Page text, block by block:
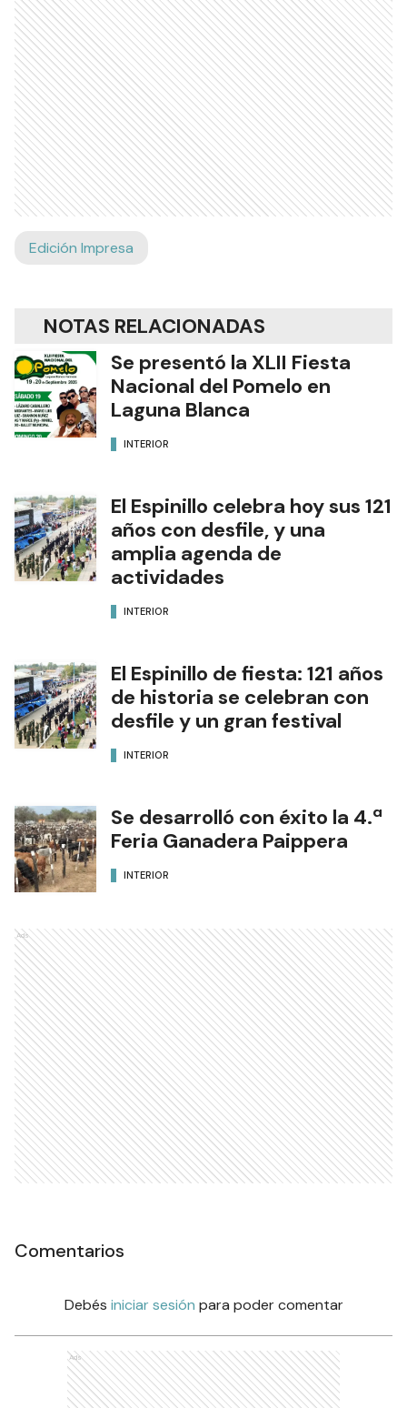
Edición Impresa
NOTAS RELACIONADAS
Se presentó la XLII Fiesta
Nacional del Pomelo en
Laguna Blanca
INTERIOR
El Espinillo celebra hoy sus 121
años con desfile, y una
amplia agenda de
actividades
INTERIOR
El Espinillo de fiesta: 121 años
de historia se celebran con
desfile y un gran festival
INTERIOR
Se desarrolló con éxito la 4.ª
Feria Ganadera Paippera
INTERIOR
Ads
Comentarios
Debés iniciar sesión para poder comentar
Ads